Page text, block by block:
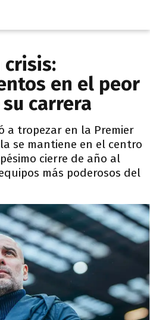
crisis:
en el peor
carrera
a tropezar en la Premier
se mantiene en el centro
cierre de año al
más poderosos del